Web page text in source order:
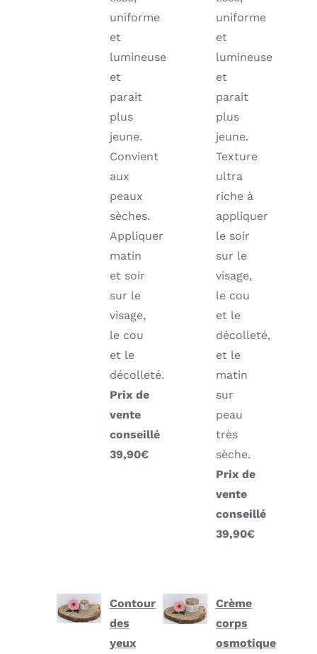
uniforme
et
lumineuse
et
parait
plus
jeune.
Convient
aux
peaux
sèches.
Appliquer
matin
et soir
sur le
visage,
le cou
et le
décolleté.
Prix de
vente
conseillé
39,90€
uniforme
et
lumineuse
et
parait
plus
jeune.
Texture
ultra
riche à
appliquer
le soir
sur le
visage,
le cou
et le
décolleté,
et le
matin
sur
peau
très
sèche.
Prix de
vente
conseillé
39,90€
Contour
des
yeux
Crème
corps
osmotique